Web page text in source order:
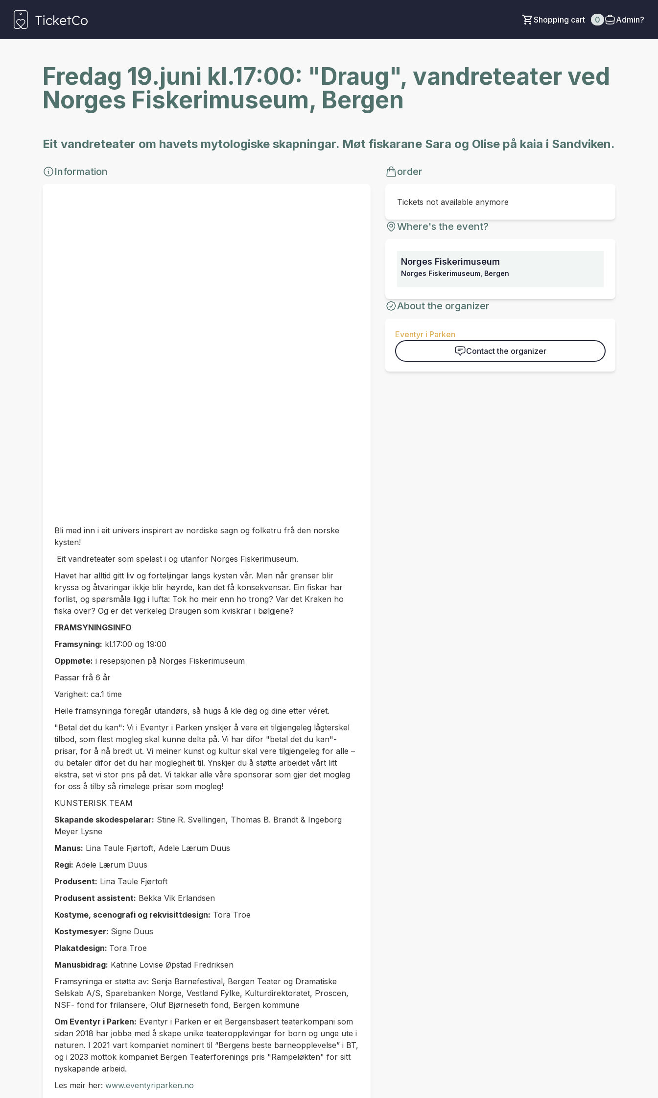
Shopping cart 0 Admin?
Fredag 19.juni kl.17:00: "Draug", vandreteater ved
Norges Fiskerimuseum, Bergen
Eit vandreteater om havets mytologiske skapningar. Møt fiskarane Sara og Olise på kaia i Sandviken.
Information
Bli med inn i eit univers inspirert av nordiske sagn og folketru frå den norske
kysten!
Eit vandreteater som spelast i og utanfor Norges Fiskerimuseum.
Havet har alltid gitt liv og forteljingar langs kysten vår. Men når grenser blir
kryssa og åtvaringar ikkje blir høyrde, kan det få konsekvensar. Ein fiskar har
forlist, og spørsmåla ligg i lufta: Tok ho meir enn ho trong? Var det Kraken ho
fiska over? Og er det verkeleg Draugen som kviskrar i bølgjene?
FRAMSYNINGSINFO
Framsyning: kl.17:00 og 19:00
Oppmøte: i resepsjonen på Norges Fiskerimuseum
Passar frå 6 år
Varigheit: ca.1 time
Heile framsyninga foregår utandørs, så hugs å kle deg og dine etter véret.
"Betal det du kan": Vi i Eventyr i Parken ynskjer å vere eit tilgjengeleg lågterskel
tilbod, som flest mogleg skal kunne delta på. Vi har difor "betal det du kan"-
prisar, for å nå bredt ut. Vi meiner kunst og kultur skal vere tilgjengeleg for alle –
du betaler difor det du har moglegheit til. Ynskjer du å støtte arbeidet vårt litt
ekstra, set vi stor pris på det. Vi takkar alle våre sponsorar som gjer det mogleg
for oss å tilby så rimelege prisar som mogleg!
KUNSTERISK TEAM
Skapande skodespelarar: Stine R. Svellingen, Thomas B. Brandt & Ingeborg
Meyer Lysne
Manus: Lina Taule Fjørtoft, Adele Lærum Duus
Regi: Adele Lærum Duus
Produsent: Lina Taule Fjørtoft
Produsent assistent: Bekka Vik Erlandsen
Kostyme, scenografi og rekvisittdesign: Tora Troe
Kostymesyer: Signe Duus
Plakatdesign: Tora Troe
Manusbidrag: Katrine Lovise Øpstad Fredriksen
Framsyninga er støtta av: Senja Barnefestival, Bergen Teater og Dramatiske
Selskab A/S, Sparebanken Norge, Vestland Fylke, Kulturdirektoratet, Proscen,
NSF- fond for frilansere, Oluf Bjørneseth fond, Bergen kommune
Om Eventyr i Parken: Eventyr i Parken er eit Bergensbasert teaterkompani som
sidan 2018 har jobba med å skape unike teateropplevingar for born og unge ute i
naturen. I 2021 vart kompaniet nominert til “Bergens beste barneopplevelse” i BT,
og i 2023 mottok kompaniet Bergen Teaterforenings pris "Rampeløkten" for sitt
nyskapande arbeid.
Les meir her: www.eventyriparken.no
order
Tickets not available anymore
Where's the event?
Norges Fiskerimuseum
Norges Fiskerimuseum, Bergen
About the organizer
Eventyr i Parken
Contact the organizer